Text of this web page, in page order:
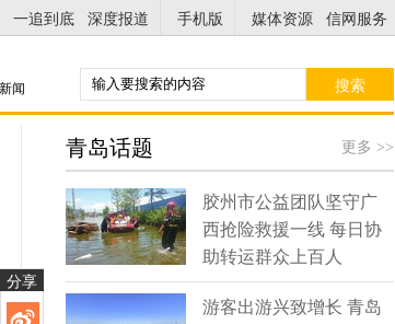
一追到底 深度报道 手机版 信网服务
媒体资源
搜索
分享
青岛话题 更多 >>
胶州市公益团队坚守广
西抢险救援一线 每日协
助转运群众上百人
游客出游兴致增长 青岛